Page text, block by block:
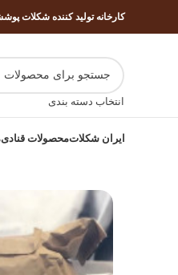
کارخانه تولید کننده شکلات
انتخاب دسته بندی
ایران شکلاتمحصولات قنادی